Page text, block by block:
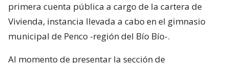
primera cuenta pública a cargo de la cartera de
Vivienda, instancia llevada a cabo en el gimnasio
municipal de Penco -región del Bío Bío-.
Al momento de presentar la sección de